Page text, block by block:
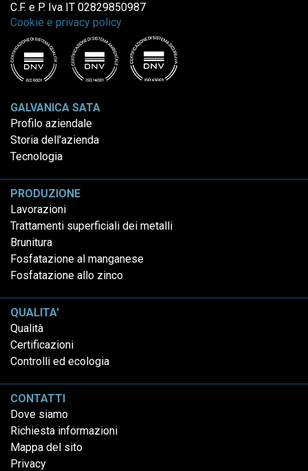
C.F. e P. Iva IT 02829850987
Cookie e privacy policy
GALVANICA SATA
Profilo aziendale
Storia dell'azienda
Tecnologia
PRODUZIONE
Lavorazioni
Trattamenti superficiali dei metalli
Brunitura
Fosfatazione al manganese
Fosfatazione allo zinco
QUALITA'
Qualità
Certificazioni
Controlli ed ecologia
CONTATTI
Dove siamo
Richiesta informazioni
Mappa del sito
Privacy